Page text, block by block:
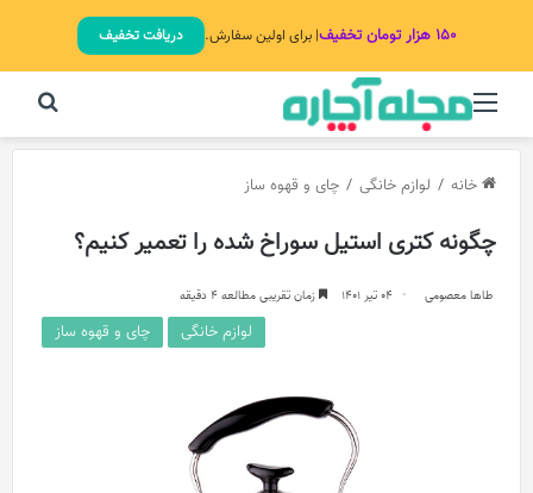
۱۵۰ هزار تومان تخفیف | برای اولین سفارش. دریافت تخفیف
منو
خانه / لوازم خانگی / چای و قهوه ساز
چگونه کتری استیل سوراخ شده را تعمیر کنیم؟
طاها معصومی 04 تیر 1401 زمان تقریبی مطالعه 4 دقیقه
لوازم خانگی چای و قهوه ساز